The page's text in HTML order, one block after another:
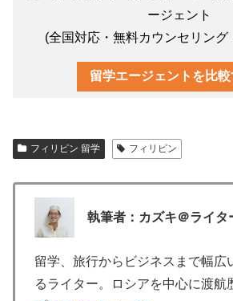
ージェント
(全国対応・無料カウンセリング
留学エージェントを比較
フィリピン 留学 フィリピン
執筆者：カズキ＠ライタ
留学、旅行からビジネスまで幅広
るライター。ロシアを中心に渡航